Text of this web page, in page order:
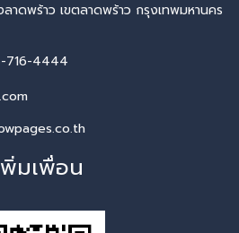
าดพร้าว เขตลาดพร้าว กรุงเทพมหานคร
716-4444
พิ่มเพื่อน